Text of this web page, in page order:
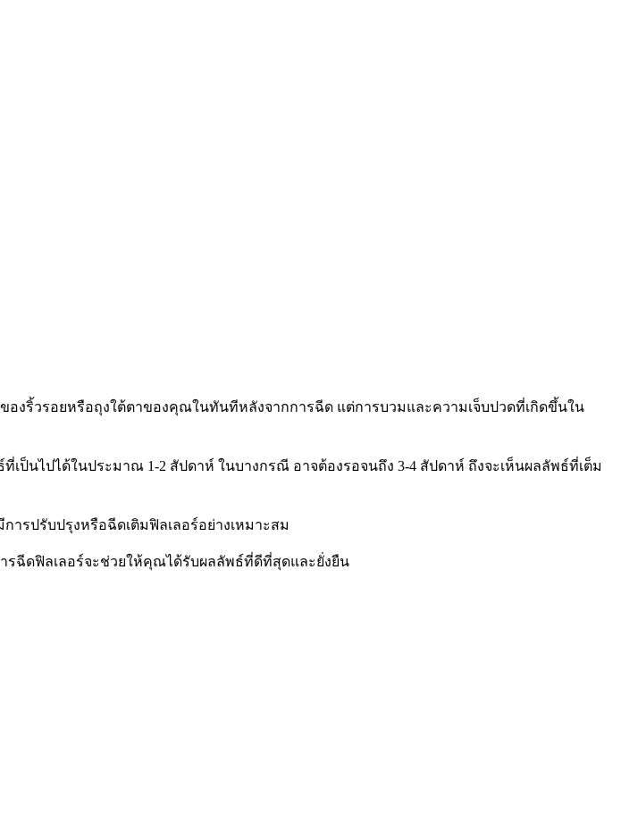
งริ้วรอยหรือถุงใต้ตาของคุณในทันทีหลังจากการฉีด แต่การบวมและความเจ็บปวดที่เกิดขึ้นใน
ป็นไปได้ในประมาณ 1-2 สัปดาห์ ในบางกรณี อาจต้องรอจนถึง 3-4 สัปดาห์ ถึงจะเห็นผลลัพธ์ที่เต็ม
รปรับปรุงหรือฉีดเติมฟิลเลอร์อย่างเหมาะสม
ฉีดฟิลเลอร์จะช่วยให้คุณได้รับผลลัพธ์ที่ดีที่สุดและยั่งยืน